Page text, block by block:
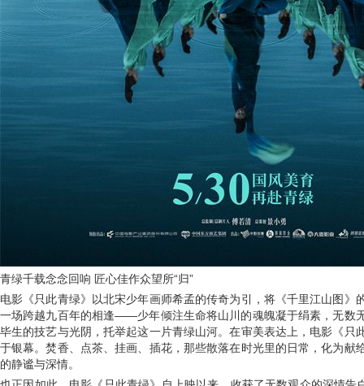
青绿千载念念回响 匠心佳作众望所“归”
电影《只此青绿》以北宋少年画师希孟的传奇为引，将《千里江山图》
一场跨越九百年的相逢——少年倾注生命将山川的魂魄凝于绢素，无数
毕生的技艺与光阴，托举起这一片青绿山河。在审美表达上，电影《只
于银幕。焚香、点茶、挂画、插花，那些散落在时光里的日常，化为献
的静谧与深情。